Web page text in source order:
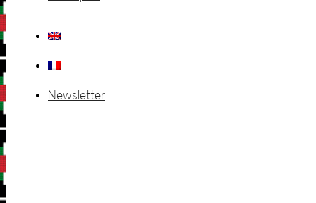
Newsletter